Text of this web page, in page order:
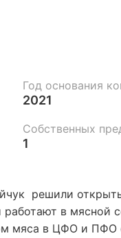
Год основания
2021
Собственных
1
решили
в мясной
мяса в ЦФО и ПФО